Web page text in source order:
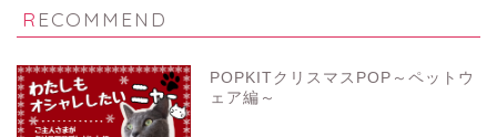
RECOMMEND
POPKITクリスマスPOP～ペットウ
ェア編～